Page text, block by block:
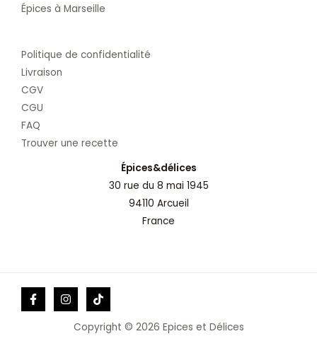
Épices à Marseille
Politique de confidentialité
Livraison
CGV
CGU
FAQ
Trouver une recette
Épices&délices
30 rue du 8 mai 1945
94110 Arcueil
France
Copyright © 2026 Epices et Délices